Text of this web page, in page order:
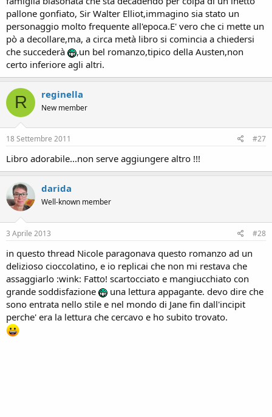
pallone gonfiato, Sir Walter Elliot,immagino sia stato un
personaggio molto frequente all'epoca.E' vero che ci mette un
pò a decollare,ma, a circa metà libro si comincia a chiedersi
che succederà
,un bel romanzo,tipico della Austen,non
certo inferiore agli altri.
R reginella
New member
18 Settembre 2011 #27
Libro adorabile...non serve aggiungere altro !!!
darida
Well-known member
3 Aprile 2013 #28
in questo thread Nicole paragonava questo romanzo ad un
delizioso cioccolatino, e io replicai che non mi restava che
assaggiarlo :wink: Fatto! scartocciato e mangiucchiato con
grande soddisfazione
una lettura appagante. devo dire che
sono entrata nello stile e nel mondo di Jane fin dall'incipit
perche' era la lettura che cercavo e ho subito trovato.